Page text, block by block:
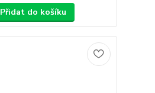
Přidat do košíku